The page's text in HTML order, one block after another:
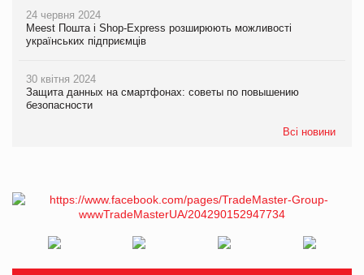
24 червня 2024
Meest Пошта і Shop-Express розширюють можливості
українських підприємців
30 квітня 2024
Защита данных на смартфонах: советы по повышению
безопасности
Всі новини